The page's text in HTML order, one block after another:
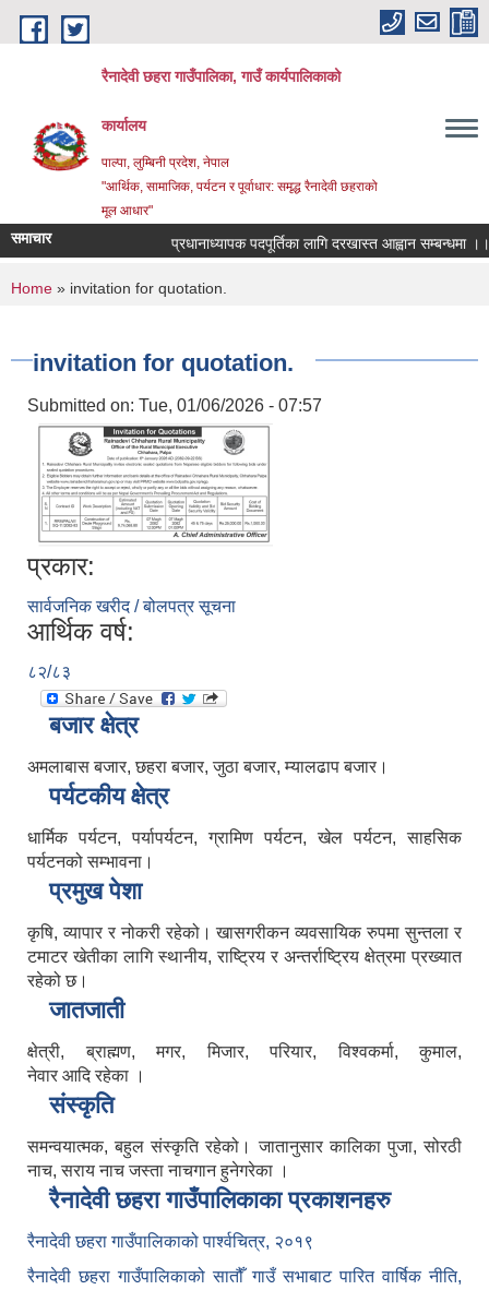
Skip to main content
रैनादेवी छहरा गाउँपालिका, गाउँ कार्यपालिकाको
कार्यालय
पाल्पा, लुम्बिनी प्रदेश, नेपाल
"आर्थिक, सामाजिक, पर्यटन र पूर्वाधार: समृद्ध रैनादेवी छहराको
मूल आधार"
समाचार प्रधानाध्यापक पदपूर्तिका लागि दरखास्त आह्वान सम्बन्धमा ।।।
You are here
Home » invitation for quotation.
invitation for quotation.
Submitted on: Tue, 01/06/2026 - 07:57
प्रकार:
सार्वजनिक खरीद / बोलपत्र सूचना
आर्थिक वर्ष:
८२/८३
बजार क्षेत्र
अमलाबास बजार, छहरा बजार, जुठा बजार, म्यालढाप बजार।
पर्यटकीय क्षेत्र
धार्मिक पर्यटन, पर्यापर्यटन, ग्रामिण पर्यटन, खेल पर्यटन, साहसिक
पर्यटनको सम्भावना।
प्रमुख पेशा
कृषि, व्यापार र नोकरी रहेको। खासगरीकन व्यवसायिक रुपमा सुन्तला र
टमाटर खेतीका लागि स्थानीय, राष्ट्रिय र अन्तर्राष्ट्रिय क्षेत्रमा प्रख्यात
रहेको छ।
जातजाती
क्षेत्री, ब्राह्मण, मगर, मिजार, परियार, विश्वकर्मा, कुमाल,
नेवार आदि रहेका ।
संस्कृति
समन्वयात्मक, बहुल संस्कृति रहेको। जातानुसार कालिका पुजा, सोरठी
नाच, सराय नाच जस्ता नाचगान हुनेगरेका ।
रैनादेवी छहरा गाउँपालिकाका प्रकाशनहरु
रैनादेवी छहरा गाउँपालिकाको पार्श्वचित्र, २०१९
रैनादेवी छहरा गाउँपालिकाको सातौँ गाउँ सभाबाट पारित वार्षिक नीति,